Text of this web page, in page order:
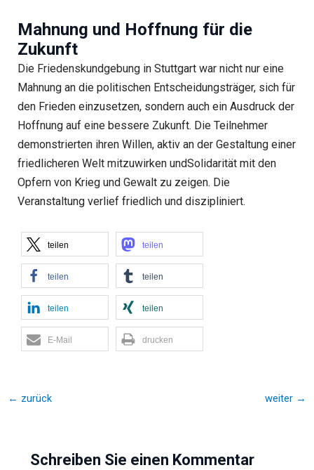
Mahnung und Hoffnung für die
Zukunft
Die Friedenskundgebung in Stuttgart war nicht nur eine
Mahnung an die politischen Entscheidungsträger, sich für
den Frieden einzusetzen, sondern auch ein Ausdruck der
Hoffnung auf eine bessere Zukunft. Die Teilnehmer
demonstrierten ihren Willen, aktiv an der Gestaltung einer
friedlicheren Welt mitzuwirken undSolidarität mit den
Opfern von Krieg und Gewalt zu zeigen. Die
Veranstaltung verlief friedlich und diszipliniert.
teilen teilen
teilen teilen
teilen teilen
E-Mail drucken
← zurück weiter →
Schreiben Sie einen Kommentar